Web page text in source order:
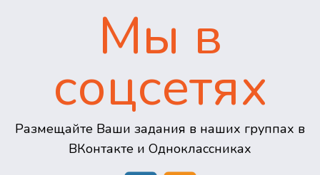
Мы в
соцсетях
Размещайте Ваши задания в наших группах в
ВКонтакте и Одноклассниках